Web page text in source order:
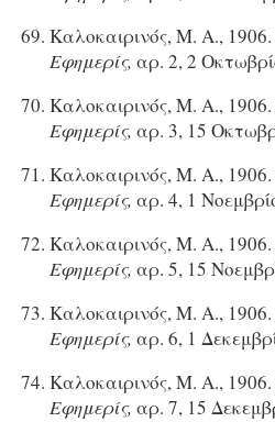
Καλοκαιρινός, Μ. Α., 1906.
Εφημερίς, αρ. 2, 2
Καλοκαιρινός, Μ. Α., 1906.
Εφημερίς, αρ. 3, 15
Καλοκαιρινός, Μ. Α., 1906.
Εφημερίς, αρ. 4, 1
Καλοκαιρινός, Μ. Α., 1906.
Εφημερίς, αρ. 5, 15
Καλοκαιρινός, Μ. Α., 1906.
Εφημερίς, αρ. 6, 1
Καλοκαιρινός, Μ. Α., 1906.
Εφημερίς, αρ. 7, 15